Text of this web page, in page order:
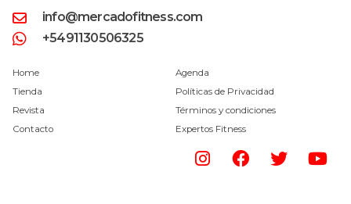
info@mercadofitness.com
+5491130506325
Home
Tienda
Revista
Contacto
Agenda
Políticas de Privacidad
Términos y condiciones
Expertos Fitness